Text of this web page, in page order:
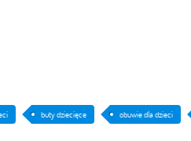
buty dziecięce obuwie dla dzieci